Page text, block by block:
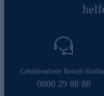
Gebührenfreie Bestell-
0800 29 88 88